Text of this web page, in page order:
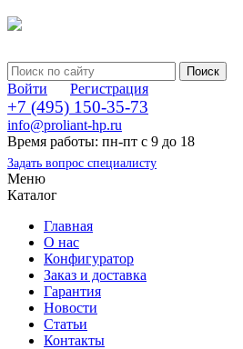
Войти Регистрация
+7 (495) 150-35-73
info@proliant-hp.ru
Время работы: пн-пт с 9 до 18
Задать вопрос специалисту
Меню
Каталог
Главная
О нас
Конфигуратор
Заказ и доставка
Гарантия
Новости
Статьи
Контакты